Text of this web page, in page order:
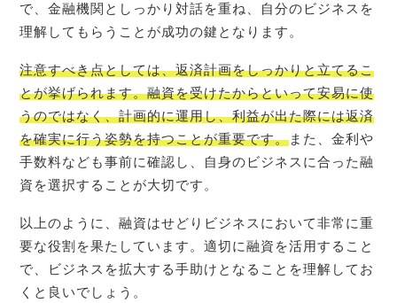
で、金融機関としっかり対話を重ね、自分のビジネスを
理解してもらうことが成功の鍵となります。
注意すべき点としては、返済計画をしっかりと立てるこ
とが挙げられます。融資を受けたからといって安易に使
うのではなく、計画的に運用し、利益が出た際には返済
を確実に行う姿勢を持つことが重要です。また、金利や
手数料なども事前に確認し、自身のビジネスに合った融
資を選択することが大切です。
以上のように、融資はせどりビジネスにおいて非常に重
要な役割を果たしています。適切に融資を活用すること
で、ビジネスを拡大する手助けとなることを理解してお
くと良いでしょう。